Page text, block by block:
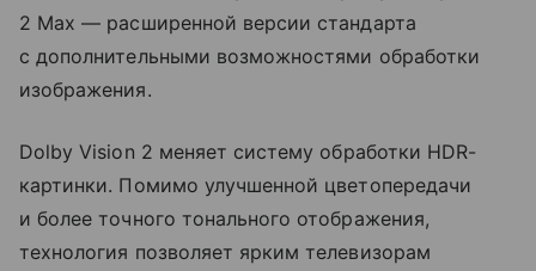
2 Max — расширенной версии стандарта
с дополнительными возможностями обработки
изображения.
Dolby Vision 2 меняет систему обработки HDR-
картинки. Помимо улучшенной цветопередачи
и более точного тонального отображения,
технология позволяет ярким телевизорам